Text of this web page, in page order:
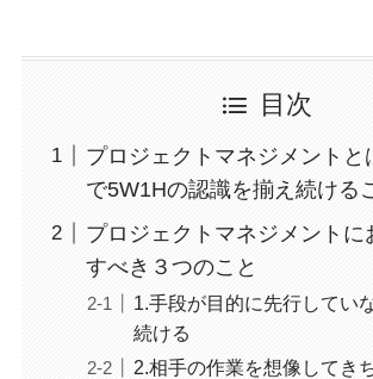
目次
プロジェクトマネジメントと
で5W1Hの認識を揃え続ける
プロジェクトマネジメントに
すべき３つのこと
1.手段が目的に先行してい
続ける
2.相手の作業を想像してき